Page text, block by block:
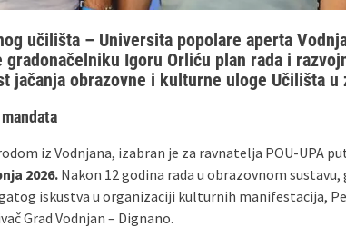
učilišta – Universita popolare aperta
Igoru Orliću plan rada i
jačanja obrazovne i kulturne uloge Učilišta u
iz Vodnjana, izabran je za ravnatelja POU‑UPA
2026. Nakon 12 godina rada u obrazovnom sustavu,
iskustva u organizaciji kulturnih manifestacija,
Grad Vodnjan – Dignano.